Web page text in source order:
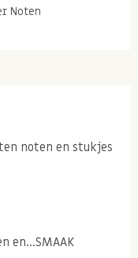
Noten
noten en stukjes
en...SMAAK